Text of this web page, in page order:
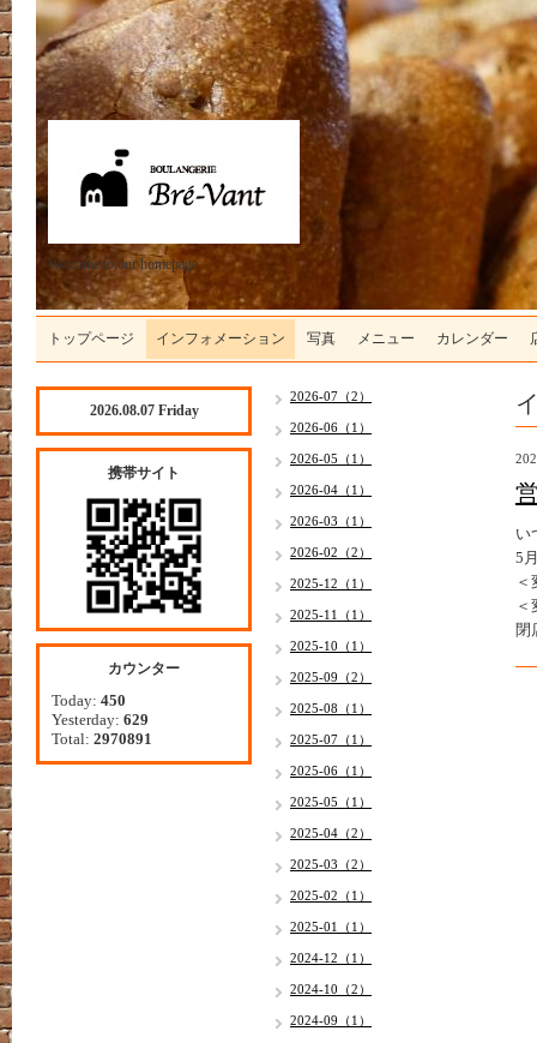
Welcome to our homepage
トップページ インフォメーション 写真 メニュー カレンダー
い
5
＜
＜
閉
2026-07（2）
2026-06（1）
2026-05（1）
2026-04（1）
2026-03（1）
2026-02（2）
2025-12（1）
2025-11（1）
2025-10（1）
2025-09（2）
2025-08（1）
2025-07（1）
2025-06（1）
2025-05（1）
2025-04（2）
2025-03（2）
2025-02（1）
2025-01（1）
2024-12（1）
2024-10（2）
2024-09（1）
2026.08.07 Friday
携帯サイト
カウンター
Today: 450
Yesterday: 629
Total: 2970891